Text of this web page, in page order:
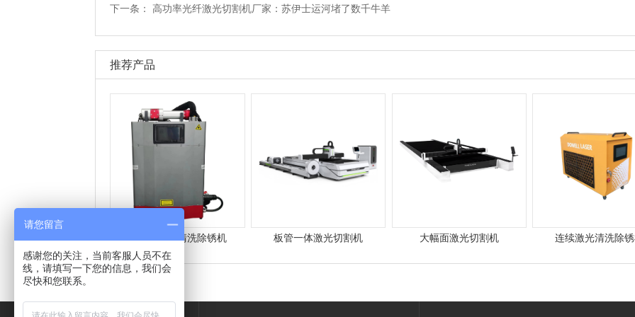
下一条：高功率光纤激光切割机厂家：苏伊士运河堵了数千牛羊
推荐产品
背包式激光清洗除锈机 板管一体激光切割机 大幅面激光切割机 连续激光清洗除
请您留言
感谢您的关注，当前客服人员不在
线，请填写一下您的信息，我们会
尽快和您联系。